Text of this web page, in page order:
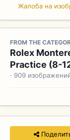
Жалоба на
FROM THE
Rolex
Practice (8-
· 909